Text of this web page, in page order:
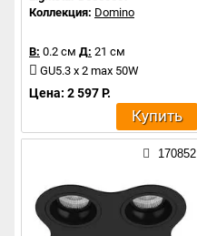
Коллекция: Domino
В: 0.2 см Д: 21 см
GU5.3 x 2 max 50W
Цена: 2 597 Р.
Купить
170852